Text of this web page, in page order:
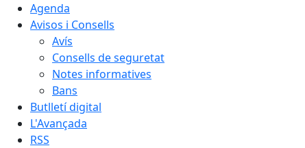
Agenda
Avisos i Consells
Avís
Consells de seguretat
Notes informatives
Bans
Butlletí digital
L'Avançada
RSS